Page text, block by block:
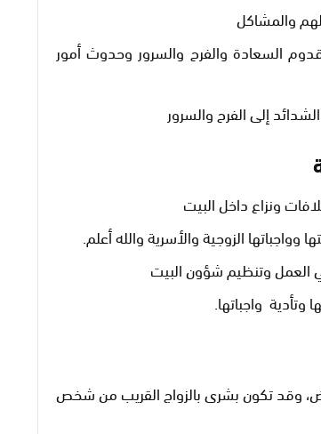
والمشاكل
السعادة والفرح والسرور وحدوث أمور
إلى الفرح والسرور
ونزاع داخل البيت
الزوجية والأسرية والله أعلم.
العمل وتنظيم شؤون البيت
وتأدية واجباتها.
وقد تكون بشرى بالزواج القريب من شخص